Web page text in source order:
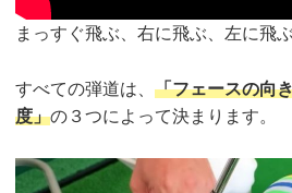
まっすぐ飛ぶ、右に飛ぶ、左に飛ぶ
すべての弾道は、 「フェースの向
度」の３つによって決まります。